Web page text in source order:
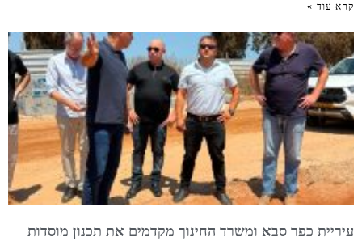
קרא עוד »
עיריית כפר סבא ומשרד החינוך מקדמים את תכנון מוסדות